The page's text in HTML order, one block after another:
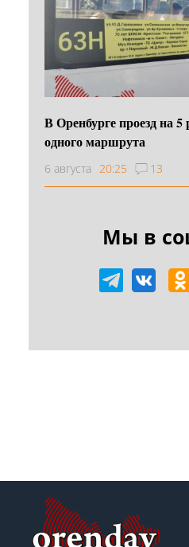
В Оренбурге проезд на
одного маршрута
6 августа 20:25 13
Мы в